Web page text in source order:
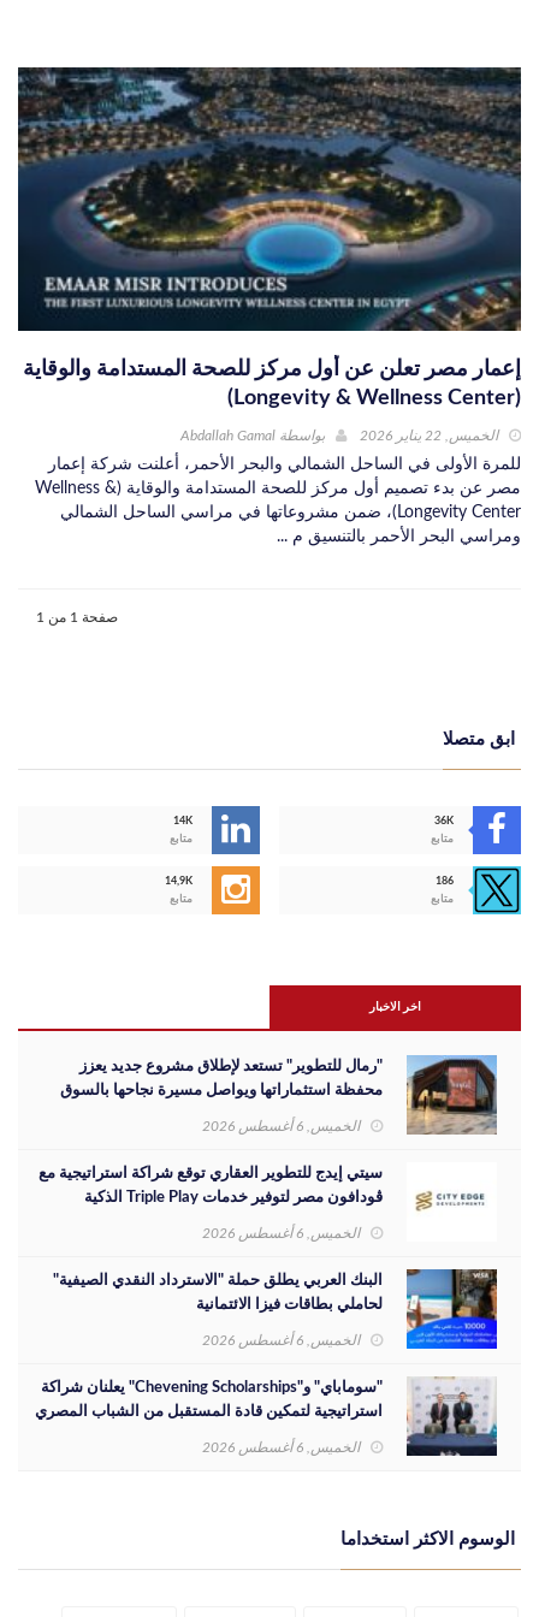
إعمار مصر تعلن عن أول مركز للصحة المستدامة والوقاية
(Longevity & Wellness Center)
الخميس, 22 يناير 2026 بواسطة Abdallah Gamal
للمرة الأولى في الساحل الشمالي والبحر الأحمر، أعلنت شركة إعمار
مصر عن بدء تصميم أول مركز للصحة المستدامة والوقاية (Wellness &
Longevity Center)، ضمن مشروعاتها في مراسي الساحل الشمالي
ومراسي البحر الأحمر بالتنسيق م ...
صفحة 1 من 1
ابق متصلا
14K
متابع
36K
متابع
14,9K
متابع
186
متابع
اخر الاخبار
"رمال للتطوير" تستعد لإطلاق مشروع جديد يعزز
محفظة استثماراتها ويواصل مسيرة نجاحها بالسوق
الخميس, 6 أغسطس 2026
سيتي إيدج للتطوير العقاري توقع شراكة استراتيجية مع
ڤودافون مصر لتوفير خدمات Triple Play الذكية
بمشروع داون تاون بمدينة العلمين الجديدة
الخميس, 6 أغسطس 2026
البنك العربي يطلق حملة "الاسترداد النقدي الصيفية"
لحاملي بطاقات فيزا الائتمانية
الخميس, 6 أغسطس 2026
"سوماباي" و"Chevening Scholarships" يعلنان شراكة
استراتيجية لتمكين قادة المستقبل من الشباب المصري
الخميس, 6 أغسطس 2026
الوسوم الاكثر استخداما